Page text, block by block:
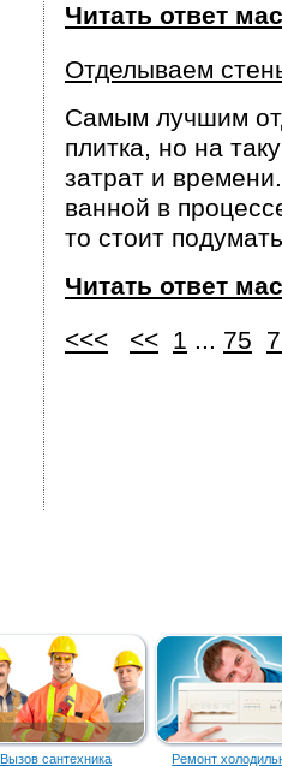
Читать ответ
Отделываем
Самым лучшим
плитка, но на
затрат и
ванной в
то стоит
Читать ответ
<<<
<< 1 ... 75
Вызов сантехника
Ремонт